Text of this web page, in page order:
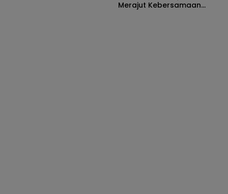
Merajut Kebersamaan